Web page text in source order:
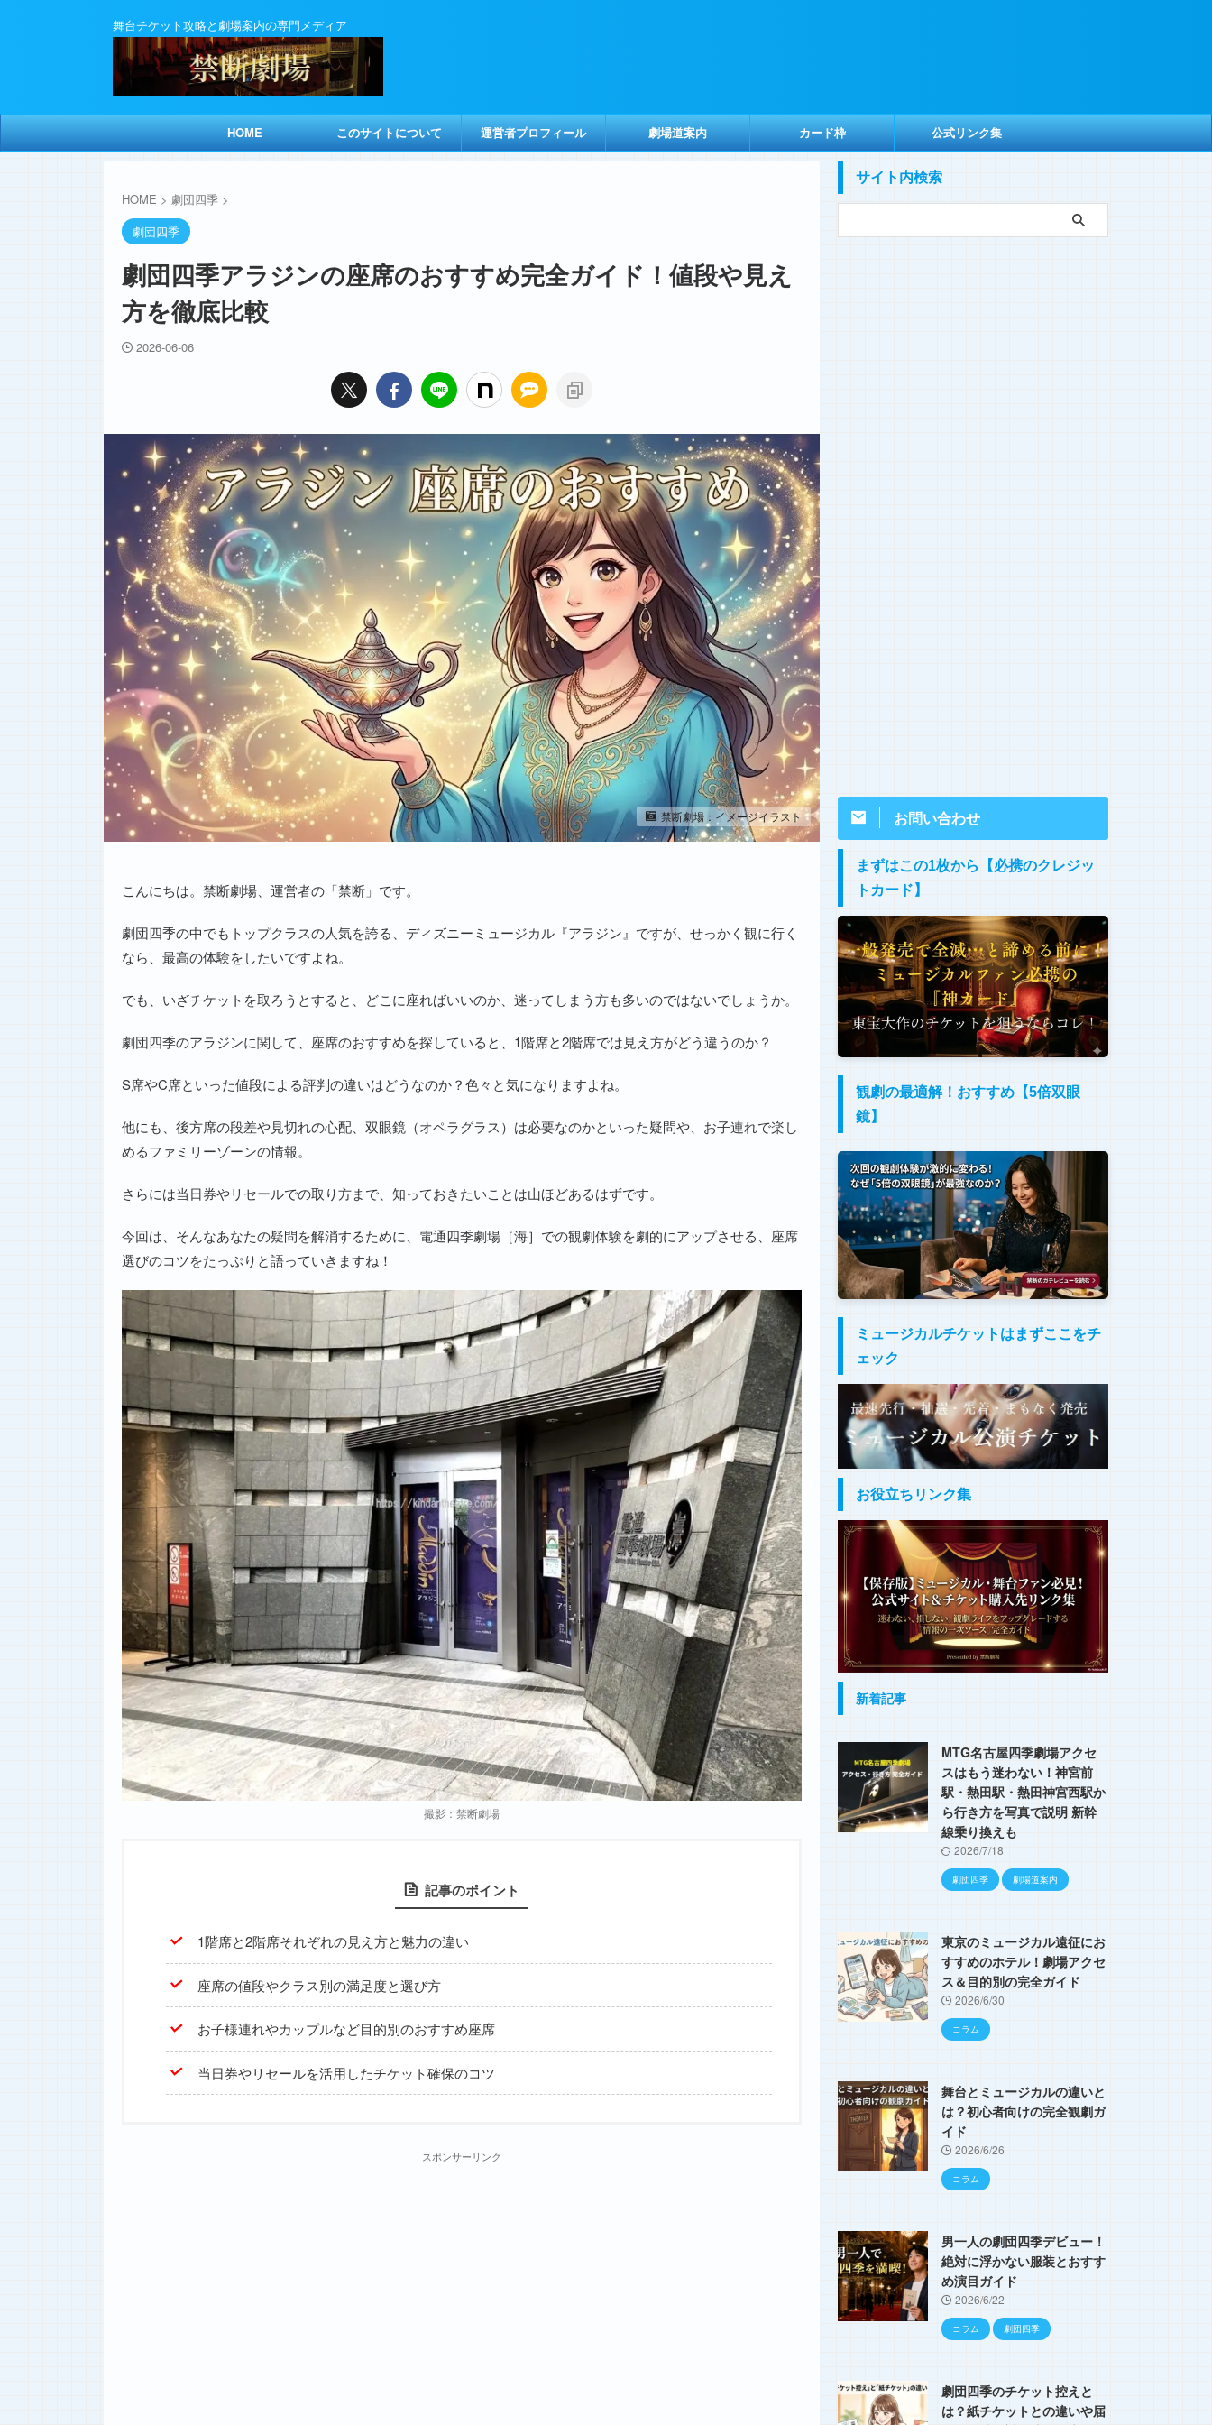
舞台チケット攻略と劇場案内の専門メディア
HOME このサイトについて 運営者プロフィール 劇場道案内 カード枠 公式リンク集
HOME > 劇団四季 >
劇団四季
劇団四季アラジンの座席のおすすめ完全ガイド！値段や見え
方を徹底比較
2026-06-06
禁断劇場：イメージイラスト
こんにちは。禁断劇場、運営者の「禁断」です。
劇団四季の中でもトップクラスの人気を誇る、ディズニーミュージカル『アラジン』ですが、せっかく観に行く
なら、最高の体験をしたいですよね。
でも、いざチケットを取ろうとすると、どこに座ればいいのか、迷ってしまう方も多いのではないでしょうか。
劇団四季のアラジンに関して、座席のおすすめを探していると、1階席と2階席では見え方がどう違うのか？
S席やC席といった値段による評判の違いはどうなのか？色々と気になりますよね。
他にも、後方席の段差や見切れの心配、双眼鏡（オペラグラス）は必要なのかといった疑問や、お子連れで楽し
めるファミリーゾーンの情報。
さらには当日券やリセールでの取り方まで、知っておきたいことは山ほどあるはずです。
今回は、そんなあなたの疑問を解消するために、電通四季劇場［海］での観劇体験を劇的にアップさせる、座席
選びのコツをたっぷりと語っていきますね！
撮影：禁断劇場
記事のポイント
1階席と2階席それぞれの見え方と魅力の違い
座席の値段やクラス別の満足度と選び方
お子様連れやカップルなど目的別のおすすめ座席
当日券やリセールを活用したチケット確保のコツ
スポンサーリンク
サイト内検索
お問い合わせ
まずはこの1枚から【必携のクレジッ
トカード】
観劇の最適解！おすすめ【5倍双眼
鏡】
ミュージカルチケットはまずここをチ
ェック
お役立ちリンク集
新着記事
MTG名古屋四季劇場アクセ
スはもう迷わない！神宮前
駅・熱田駅・熱田神宮西駅か
ら行き方を写真で説明 新幹
線乗り換えも
2026/7/18
劇団四季 劇場道案内
東京のミュージカル遠征にお
すすめのホテル！劇場アクセ
ス＆目的別の完全ガイド
2026/6/30
コラム
舞台とミュージカルの違いと
は？初心者向けの完全観劇ガ
イド
2026/6/26
コラム
男一人の劇団四季デビュー！
絶対に浮かない服装とおすす
め演目ガイド
2026/6/22
コラム 劇団四季
劇団四季のチケット控えと
は？紙チケットとの違いや届